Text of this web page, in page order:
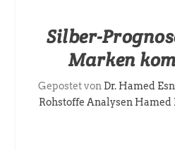
Silber-
Marken
Gepostet von Dr. Hamed
Rohstoffe Analysen Hamed